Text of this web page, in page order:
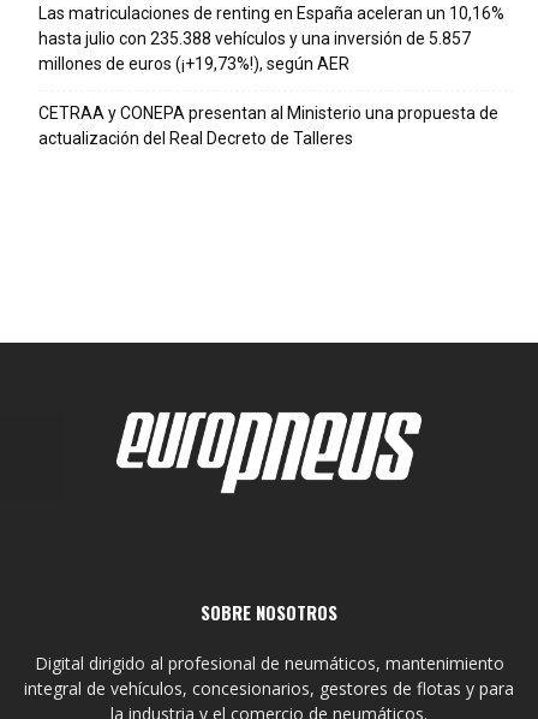
Las matriculaciones de renting en España aceleran un 10,16%
hasta julio con 235.388 vehículos y una inversión de 5.857
millones de euros (¡+19,73%!), según AER
CETRAA y CONEPA presentan al Ministerio una propuesta de
actualización del Real Decreto de Talleres
SOBRE NOSOTROS
Digital dirigido al profesional de neumáticos, mantenimiento
integral de vehículos, concesionarios, gestores de flotas y para
la industria y el comercio de neumáticos.